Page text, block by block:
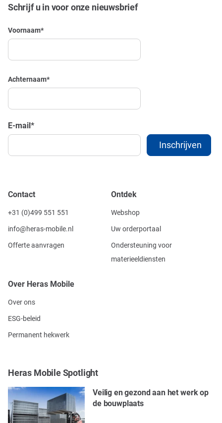
Schrijf u in voor onze nieuwsbrief
Voornaam*
Achternaam*
E-mail*
Contact
+31 (0)499 551 551
info@heras-mobile.nl
Offerte aanvragen
Ontdek
Webshop
Uw orderportaal
Ondersteuning voor
materieeldiensten
Over Heras Mobile
Over ons
ESG-beleid
Permanent hekwerk
Heras Mobile Spotlight
Veilig en gezond aan het werk op
de bouwplaats